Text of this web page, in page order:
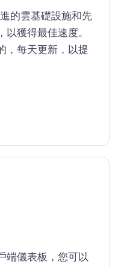
的雲基礎設施和先
獲得最佳速度。
，每天更新，以提
端儀表板，您可以